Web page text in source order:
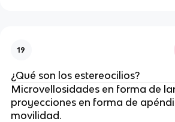
19
¿Qué son los estereocilios?
Microvellosidades en forma de
proyecciones en forma de
movilidad.